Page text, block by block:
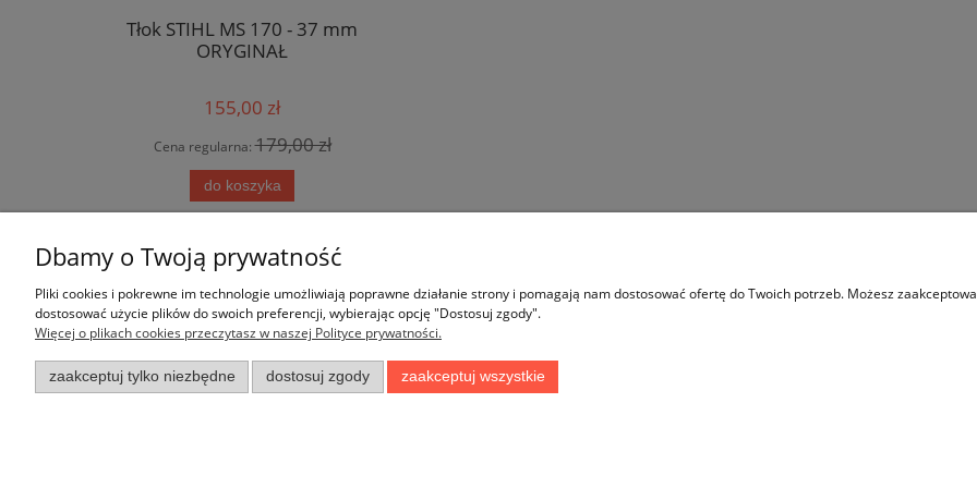
Tłok STIHL MS 170 - 37 mm
ORYGINAŁ
155,00 zł
Cena regularna:179,00 zł
do koszyka
Pomoc
Zwroty i reklamacje
Moje konto
Twoje zamówienia
Dbamy o Twoją prywatność
Pliki cookies i pokrewne im technologie umożliwiają poprawne działanie strony i pomagają nam dostosować ofertę do Twoich potrzeb. Możesz
dostosować użycie plików do swoich preferencji, wybierając opcję "Dostosuj zgody".
Więcej o plikach cookies przeczytasz w naszej Polityce prywatności.
zaakceptuj tylko niezbędne dostosuj zgody zaakceptuj wszystkie